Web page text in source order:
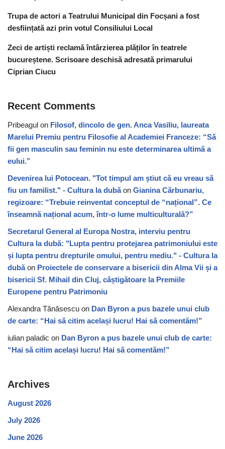
Trupa de actori a Teatrului Municipal din Focșani a fost
desființată azi prin votul Consiliului Local
Zeci de artiști reclamă întârzierea plăților în teatrele
bucureștene. Scrisoare deschisă adresată primarului
Ciprian Ciucu
Recent Comments
Pribeagul on Filosof, dincolo de gen. Anca Vasiliu, laureata
Marelui Premiu pentru Filosofie al Academiei Franceze: “Să
fii gen masculin sau feminin nu este determinarea ultimă a
eului.”
Devenirea lui Potocean. "Tot timpul am știut că eu vreau să
fiu un familist." - Cultura la dubăon Gianina Cărbunariu,
regizoare: “Trebuie reinventat conceptul de “național”. Ce
înseamnă național acum, într-o lume multiculturală?”
Secretarul General al Europa Nostra, interviu pentru
Cultura la dubă: "Lupta pentru protejarea patrimoniului este
și lupta pentru drepturile omului, pentru mediu." - Cultura la
dubăon Proiectele de conservare a bisericii din Alma Vii și a
bisericii Sf. Mihail din Cluj, câștigătoare la Premiile
Europene pentru Patrimoniu
Alexandra Tănăsescu on Dan Byron a pus bazele unui club
de carte: “Hai să citim același lucru! Hai să comentăm!”
iulian paladic on Dan Byron a pus bazele unui club de carte:
“Hai să citim același lucru! Hai să comentăm!”
Archives
August 2026
July 2026
June 2026